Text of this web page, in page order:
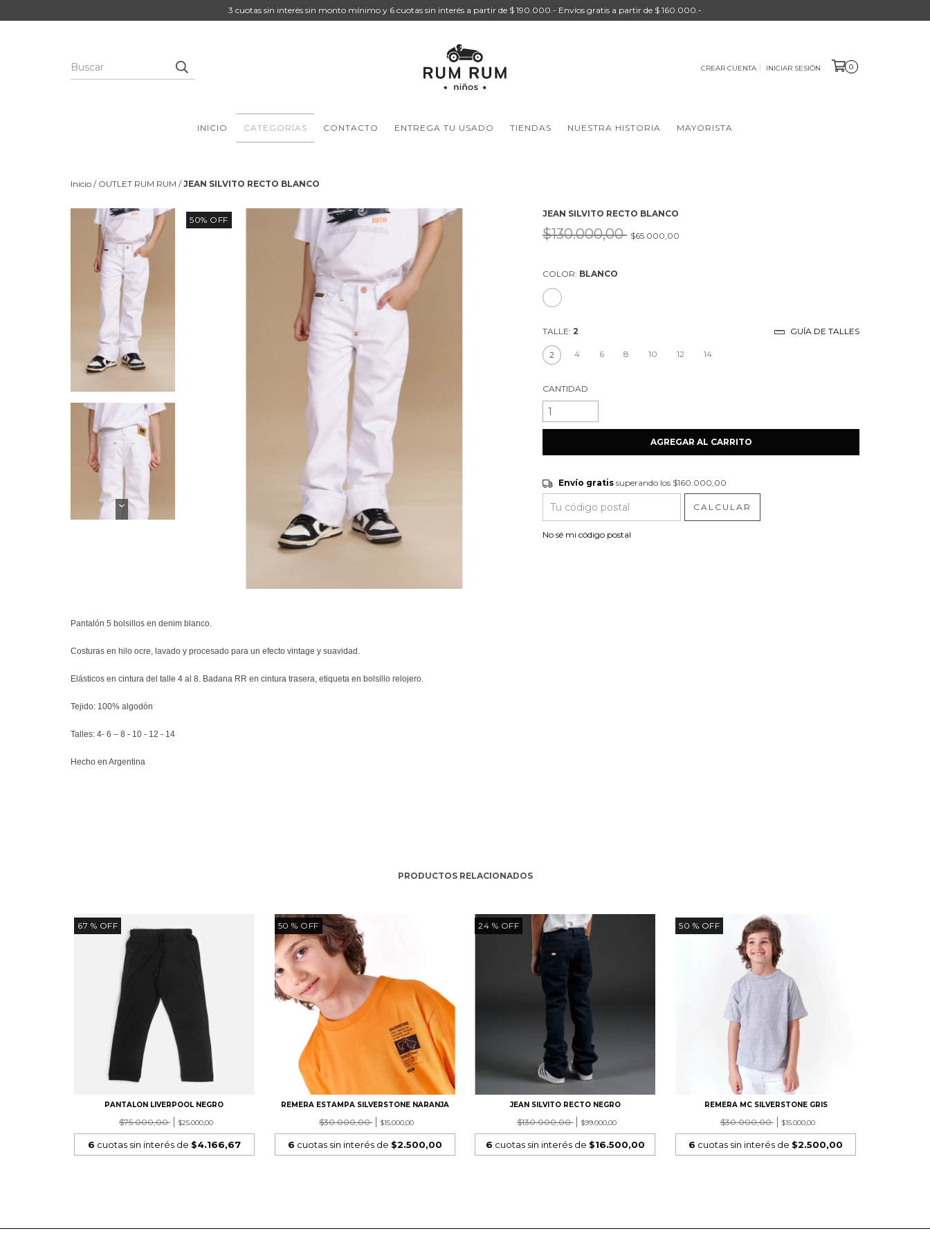
3 cuotas sin interés sin monto mínimo y 6 cuotas sin interés a partir de $ 190.000.- Envíos gratis a partir de $ 160.000.-
CREAR CUENTA INICIAR SESIÓN 0
INICIO CATEGORÍAS CONTACTO ENTREGA TU USADO TIENDAS NUESTRA HISTORIA MAYORISTA
Inicio / OUTLET RUM RUM / JEAN SILVITO RECTO BLANCO
50% OFF
Pantalón 5 bolsillos en denim blanco.
Costuras en hilo ocre, lavado y procesado para un efecto vintage y suavidad.
Elásticos en cintura del talle 4 al 8. Badana RR en cintura trasera, etiqueta en bolsillo relojero.
Tejido: 100% algodón
Talles: 4- 6 – 8 - 10 - 12 - 14
Hecho en Argentina
JEAN SILVITO RECTO BLANCO
$130.000,00 $65.000,00
COLOR: BLANCO
TALLE: 2 GUÍA DE TALLES
2 4 6 8 10 12 14
CANTIDAD
Envío gratis $160.000,00
Entregas para el CP:
Envío gratis superando los $160.000,00
CALCULAR
No sé mi código postal
PRODUCTOS RELACIONADOS
67 % OFF
PANTALON LIVERPOOL NEGRO
$75.000,00 $25.000,00
6 cuotas sin interés de $4.166,67
50 % OFF
REMERA ESTAMPA SILVERSTONE NARANJA
$30.000,00 $15.000,00
6 cuotas sin interés de $2.500,00
24 % OFF
JEAN SILVITO RECTO NEGRO
$130.000,00 $99.000,00
6 cuotas sin interés de $16.500,00
50 % OFF
REMERA MC SILVERSTONE GRIS
$30.000,00 $15.000,00
6 cuotas sin interés de $2.500,00